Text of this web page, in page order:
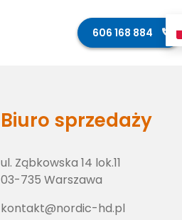
606 168 884
Biuro sprzedaży
ul. Ząbkowska 14 lok.11
03-735 Warszawa
kontakt@nordic-hd.pl